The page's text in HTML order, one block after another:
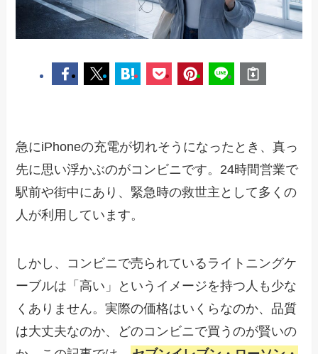
急にiPhoneの充電が切れそうになったとき、真っ
先に思い浮かぶのがコンビニです。24時間営業で
駅前や街中にあり、緊急時の救世主として多くの
人が利用しています。
しかし、コンビニで売られているライトニングケ
ーブルは「高い」というイメージを持つ人も少な
くありません。実際の価格はいくらなのか、品質
は大丈夫なのか、どのコンビニで買うのが賢いの